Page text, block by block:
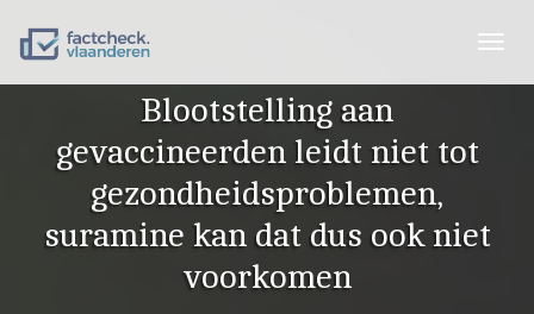
Blootstelling aan
gevaccineerden leidt niet tot
gezondheidsproblemen,
suramine kan dat dus ook niet
voorkomen